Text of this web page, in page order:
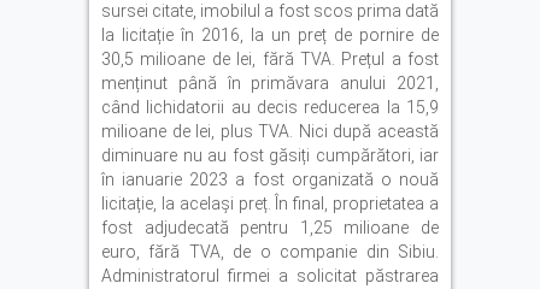
sursei citate, imobilul a fost scos prima dată
la licitație în 2016, la un preț de pornire de
30,5 milioane de lei, fără TVA. Prețul a fost
menținut până în primăvara anului 2021,
când lichidatorii au decis reducerea la 15,9
milioane de lei, plus TVA. Nici după această
diminuare nu au fost găsiți cumpărători, iar
în ianuarie 2023 a fost organizată o nouă
licitație, la același preț. În final, proprietatea a
fost adjudecată pentru 1,25 milioane de
euro, fără TVA, de o companie din Sibiu.
Administratorul firmei a solicitat păstrarea